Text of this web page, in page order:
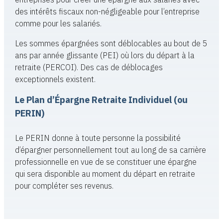
des intérêts fiscaux non-négligeable pour l’entreprise
comme pour les salariés.
Les sommes épargnées sont déblocables au bout de 5
ans par année glissante (PEI) où lors du départ à la
retraite (PERCOI). Des cas de déblocages
exceptionnels existent.
Le Plan d’Épargne Retraite Individuel (ou
PERIN)
Le PERIN donne à toute personne la possibilité
d’épargner personnellement tout au long de sa carrière
professionnelle en vue de se constituer une épargne
qui sera disponible au moment du départ en retraite
pour compléter ses revenus.